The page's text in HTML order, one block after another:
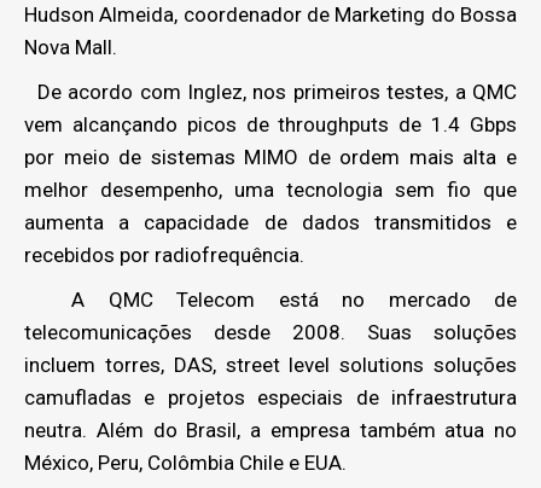
Hudson Almeida, coordenador de Marketing do Bossa
Nova Mall.
De acordo com Inglez, nos primeiros testes, a QMC
vem alcançando picos de throughputs de 1.4 Gbps
por meio de sistemas MIMO de ordem mais alta e
melhor desempenho, uma tecnologia sem fio que
aumenta a capacidade de dados transmitidos e
recebidos por radiofrequência.
A QMC Telecom está no mercado de
telecomunicações desde 2008. Suas soluções
incluem torres, DAS, street level solutions soluções
camufladas e projetos especiais de infraestrutura
neutra. Além do Brasil, a empresa também atua no
México, Peru, Colômbia Chile e EUA.